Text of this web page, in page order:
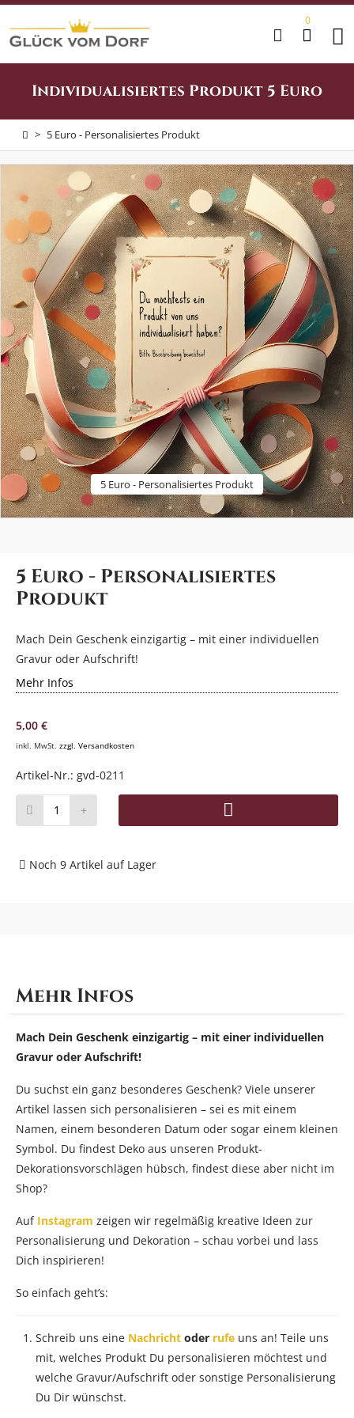
0
Home
&
Dekowelt
Genusswelt
Geschenksets
Home
&
Fashion
Kerzen
&
Karten
Neu
im
uns
Kontakt
Warenkorb
Account
Telefon
:
+49
(0)
4151
89
90
Individualisiertes Produkt 5 Euro
> 5 Euro - Personalisiertes Produkt
5 Euro - Personalisiertes Produkt
5 Euro - Personalisiertes
Produkt
Mach Dein Geschenk einzigartig – mit einer individuellen
Gravur oder Aufschrift!
Mehr Infos
5,00 €
inkl. MwSt. zzgl. Versandkosten
Artikel-Nr.: gvd-0211
Noch 9 Artikel auf Lager
Mehr Infos
Mach Dein Geschenk einzigartig – mit einer individuellen
Gravur oder Aufschrift!
Du suchst ein ganz besonderes Geschenk? Viele unserer
Artikel lassen sich personalisieren – sei es mit einem
Namen, einem besonderen Datum oder sogar einem kleinen
Symbol. Du findest Deko aus unseren Produkt-
Dekorationsvorschlägen hübsch, findest diese aber nicht im
Shop?
Auf Instagram zeigen wir regelmäßig kreative Ideen zur
Personalisierung und Dekoration – schau vorbei und lass
Dich inspirieren!
So einfach geht’s:
Schreib uns eine Nachricht oder rufe uns an! Teile uns
mit, welches Produkt Du personalisieren möchtest und
welche Gravur/Aufschrift oder sonstige Personalisierung
Du Dir wünschst.